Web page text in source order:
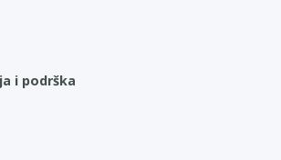
i podrška